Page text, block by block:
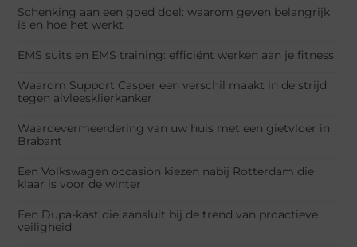
Schenking aan een goed doel: waarom geven belangrijk
is en hoe het werkt
EMS suits en EMS training: efficiënt werken aan je fitness
Waarom Support Casper een verschil maakt in de strijd
tegen alvleesklierkanker
Waardevermeerdering van uw huis met een gietvloer in
Brabant
Een Volkswagen occasion kiezen nabij Rotterdam die
klaar is voor de winter
Een Dupa-kast die aansluit bij de trend van proactieve
veiligheid